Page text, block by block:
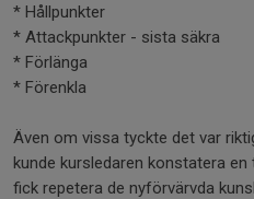
* Hållpunkter
* Attackpunkter - sista säkra
* Förlänga
* Förenkla
Även om vissa tyckte det var
kunde kursledaren konstatera
fick repetera de nyförvärvda